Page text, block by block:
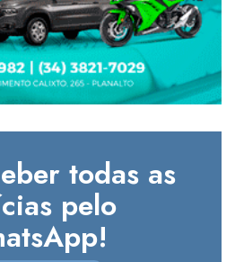
todas as
pelo